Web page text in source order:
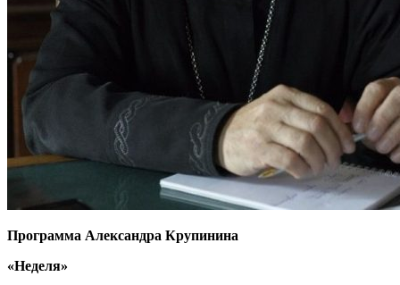
Программа Александра Крупинина
«Неделя»